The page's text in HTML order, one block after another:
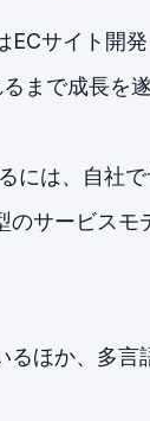
サイト開
まで成長を
には、自社
のサービス
ほか、多言